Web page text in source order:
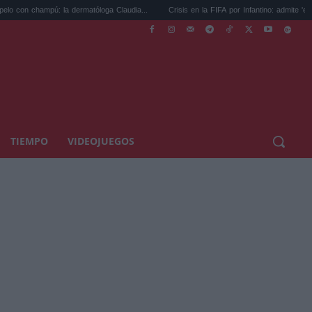
la dermatóloga Claudia... Crisis en la FIFA por Infantino: admite 'errores',...
TIEMPO VIDEOJUEGOS